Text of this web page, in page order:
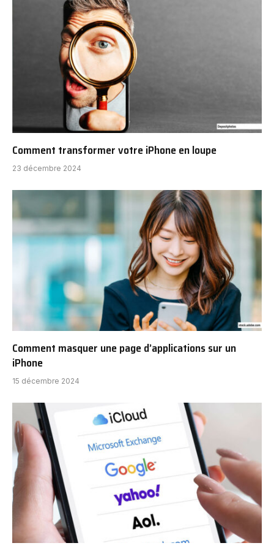
Comment transformer votre iPhone en loupe
23 décembre 2024
Comment masquer une page d’applications sur un
iPhone
15 décembre 2024